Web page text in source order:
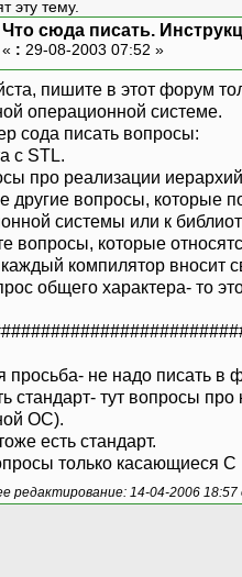
эту тему.
Что сюда писать.
« : 29-08-2003 07:52 »
пишите в этот форум
операционной системе.
сода писать вопросы:
с STL.
про реализации
другие вопросы, которые
системы или к
вопросы, которые
каждый компилятор вносит
общего характера- то
просьба- не надо писать в
стандарт- тут вопросы
ОС).
есть стандарт.
только касающиеся
редактирование: 14-04-2006